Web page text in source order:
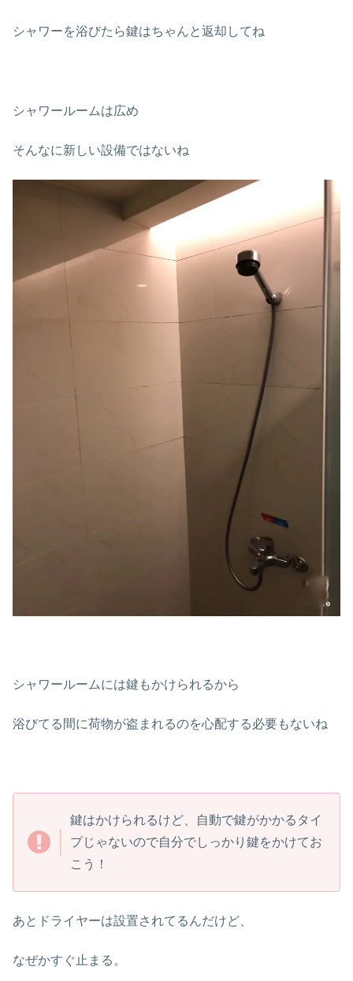
シャワーを浴びたら鍵はちゃんと返却してね
シャワールームは広め
そんなに新しい設備ではないね
シャワールームには鍵もかけられるから
浴びてる間に荷物が盗まれるのを心配する必要もないね
鍵はかけられるけど、自動で鍵がかかるタイ
プじゃないので自分でしっかり鍵をかけてお
こう！
あとドライヤーは設置されてるんだけど、
なぜかすぐ止まる。